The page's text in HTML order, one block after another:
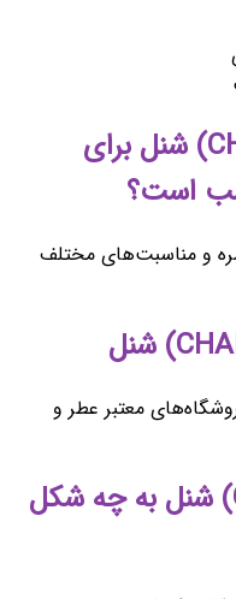
آیا عطر و ادکلن (CHANEL) شنل برای
است؟
و مناسبت‌های مختلف
معتبر عطر و
طراحی بطری (CHANEL) شنل به چه شکل